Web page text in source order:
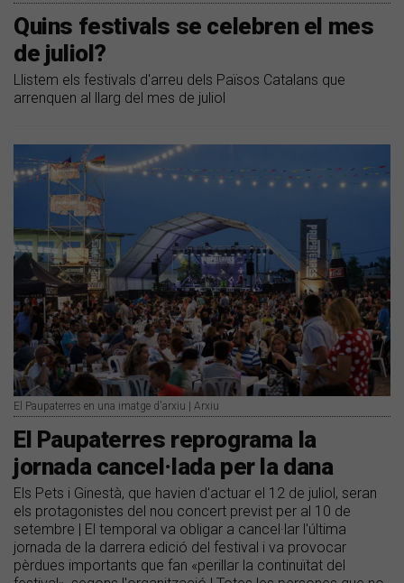
Quins festivals se celebren el mes
de juliol?
Llistem els festivals d'arreu dels Països Catalans que
arrenquen al llarg del mes de juliol
El Paupaterres en una imatge d'arxiu | Arxiu
El Paupaterres reprograma la
jornada cancel·lada per la dana
Els Pets i Ginestà, que havien d'actuar el 12 de juliol, seran
els protagonistes del nou concert previst per al 10 de
setembre | El temporal va obligar a cancel·lar l'última
jornada de la darrera edició del festival i va provocar
pèrdues importants que fan «perillar la continuïtat del